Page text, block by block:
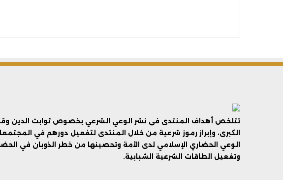
تتلخص أهداف المنتدى فى نشر الوعي الشرعي بخصوص ثوابت الدين
الكبرى، وإبراز رموز شرعية من خلال المنتدى لتفعيل دورهم في
الوعي الحضاري الإسلامي لدى الأمة وتحصينها من خطر الذوبان في
وتفعيل الطاقات الشرعية الشبابية.